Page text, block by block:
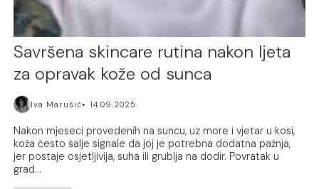
Savršena skincare rutina nakon ljeta
za opravak kože od sunca
Iva Marušić 14.09.2025.
Nakon mjeseci provedenih na suncu, uz more i vjetar u kosi,
koža često šalje signale da joj je potrebna dodatna pažnja,
jer postaje osjetljivija, suha ili grublja na dodir. Povratak u
grad...